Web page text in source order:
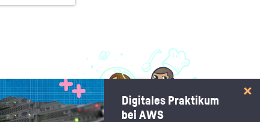
Digitales Praktikum
bei AWS